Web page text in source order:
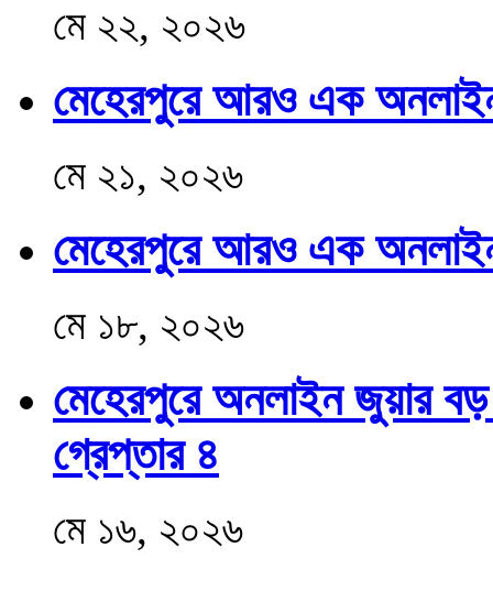
মে ২২, ২০২৬
মেহেরপুরে আরও এক
মে ২১, ২০২৬
মেহেরপুরে আরও এক
মে ১৮, ২০২৬
মেহেরপুরে অনলাইন জুয়ার
গ্রেপ্তার ৪
মে ১৬, ২০২৬